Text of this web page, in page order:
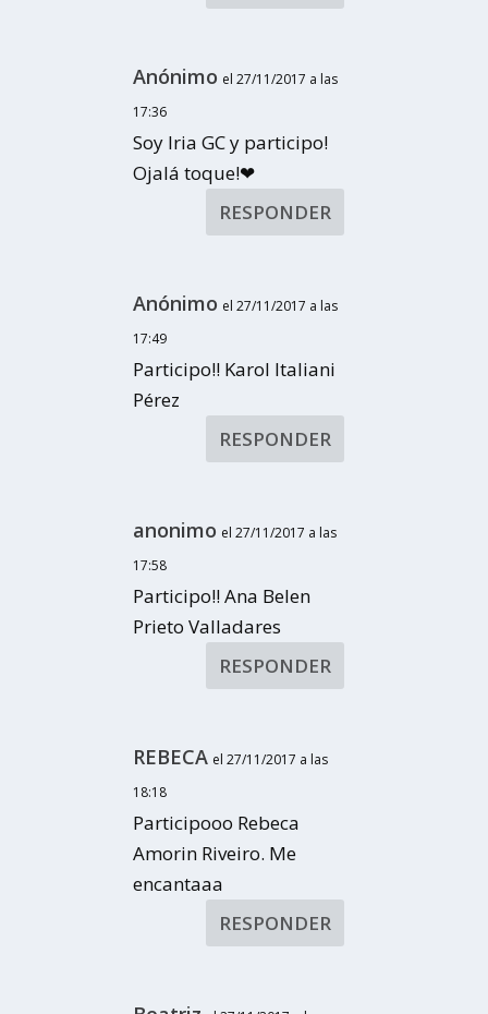
Anónimo el 27/11/2017 a las
17:36
Soy Iria GC y participo!
Ojalá toque!❤
RESPONDER
Anónimo el 27/11/2017 a las
17:49
Participo!! Karol Italiani
Pérez
RESPONDER
anonimo el 27/11/2017 a las
17:58
Participo!! Ana Belen
Prieto Valladares
RESPONDER
REBECA el 27/11/2017 a las
18:18
Participooo Rebeca
Amorin Riveiro. Me
encantaaa
RESPONDER